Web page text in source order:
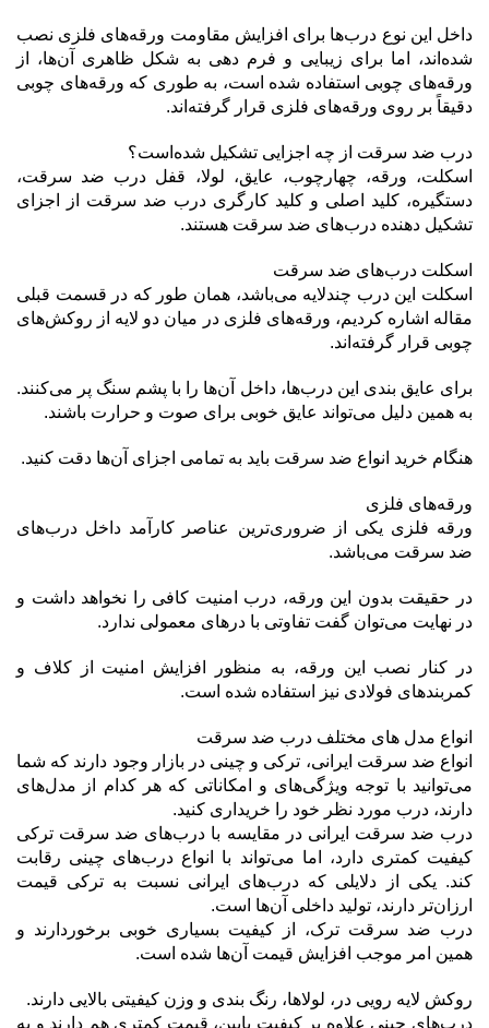
داخل این نوع درب‌ها برای افزایش مقاومت ورقه‌های فلزی نصب
شده‌اند، اما برای زیبایی و فرم دهی به شکل ظاهری آن‌ها، از
ورقه‌های چوبی استفاده شده است، به طوری که ورقه‌های چوبی
دقیقاً بر روی ورقه‌های فلزی قرار گرفته‌اند.
درب ضد سرقت از چه اجزایی تشکیل شده‌است؟
اسکلت، ورقه، چهارچوب، عایق، لولا، قفل درب ضد سرقت،
دستگیره، کلید اصلی و کلید کارگری درب ضد سرقت از اجزای
تشکیل دهنده درب‌های ضد سرقت هستند.
اسکلت درب‌های ضد سرقت
اسکلت این درب چندلایه می‌باشد، همان طور که در قسمت قبلی
مقاله اشاره کردیم، ورقه‌های فلزی در میان دو لایه از روکش‌های
چوبی قرار گرفته‌اند.
برای عایق بندی این درب‌ها، داخل آن‌ها را با پشم سنگ پر می‌کنند.
به همین دلیل می‌تواند عایق خوبی برای صوت و حرارت باشند.
هنگام خرید انواع ضد سرقت باید به تمامی اجزای آن‌ها دقت کنید.
ورقه‌های فلزی
ورقه فلزی یکی از ضروری‌ترین عناصر کارآمد داخل درب‌های
ضد سرقت می‌باشد.
در حقیقت بدون این ورقه، درب امنیت کافی را نخواهد داشت و
در نهایت می‌توان گفت تفاوتی با درهای معمولی ندارد.
در کنار نصب این ورقه، به منظور افزایش امنیت از کلاف و
کمربندهای فولادی نیز استفاده شده است.
انواع مدل های مختلف درب ضد سرقت
انواع ضد سرقت ایرانی، ترکی و چینی در بازار وجود دارند که شما
می‌توانید با توجه ویژگی‌های و امکاناتی که هر کدام از مدل‌های
دارند، درب مورد نظر خود را خریداری کنید.
درب‌ ضد سرقت ایرانی در مقایسه با درب‌های ضد سرقت ترکی
کیفیت کمتری دارد، اما می‌تواند با انواع درب‌های چینی رقابت
کند. یکی از دلایلی که درب‌های ایرانی نسبت به ترکی قیمت
ارزان‌تر دارند، تولید داخلی آن‌ها است.
درب ضد سرقت ترک، از کیفیت بسیاری خوبی برخوردارند و
همین امر موجب افزایش قیمت آن‌ها شده است.
روکش لایه رویی در، لولاها، رنگ بندی و وزن کیفیتی بالایی دارند.
درب‌های چینی علاوه بر کیفیت پایین، قیمت کمتری هم دارند و به